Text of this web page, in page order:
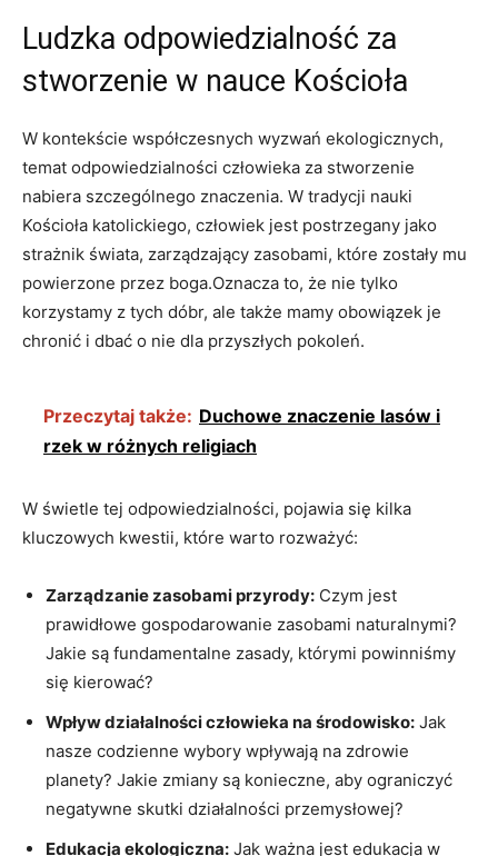
Ludzka odpowiedzialność⁣ za
stworzenie w‍ nauce Kościoła
W kontekście współczesnych wyzwań ekologicznych,
temat odpowiedzialności człowieka za⁢ stworzenie
nabiera szczególnego znaczenia. ⁤W tradycji⁤ nauki ​
Kościoła⁢ katolickiego,⁤ człowiek⁤ jest postrzegany ⁢jako
strażnik świata, zarządzający‍ zasobami, które zostały⁣ mu ​
powierzone przez boga.Oznacza to, ⁤że nie tylko
‌korzystamy‍ z tych dóbr, ale także mamy obowiązek ⁢je
⁣chronić i dbać o nie ⁤dla przyszłych pokoleń.
Przeczytaj także: Duchowe znaczenie lasów i
rzek w różnych religiach
W⁣ świetle tej odpowiedzialności, pojawia się kilka
kluczowych⁢ kwestii, które warto rozważyć:
Zarządzanie ⁤zasobami⁤ przyrody: Czym jest
prawidłowe ‌gospodarowanie zasobami ⁢naturalnymi?
Jakie są fundamentalne⁢ zasady, którymi powinniśmy
się kierować?
Wpływ‌ działalności człowieka na środowisko: Jak
nasze codzienne ⁣wybory wpływają na ⁢zdrowie
planety? ⁣Jakie⁢ zmiany są konieczne, ⁢aby ograniczyć
negatywne skutki ‍działalności przemysłowej?
Edukacja​ ekologiczna: Jak ⁤ważna jest edukacja ⁣w‌